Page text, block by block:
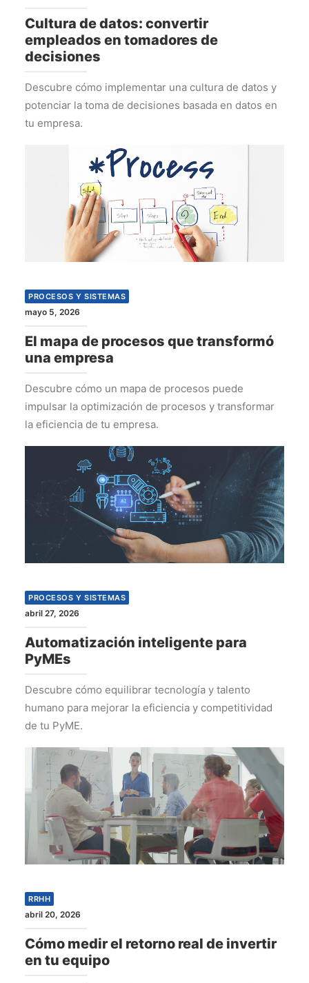
Cultura de datos: convertir
empleados en tomadores de
decisiones
Descubre cómo implementar una cultura de datos y
potenciar la toma de decisiones basada en datos en
tu empresa.
PROCESOS Y SISTEMAS
mayo 5, 2026
El mapa de procesos que transformó
una empresa
Descubre cómo un mapa de procesos puede
impulsar la optimización de procesos y transformar
la eficiencia de tu empresa.
PROCESOS Y SISTEMAS
abril 27, 2026
Automatización inteligente para
PyMEs
Descubre cómo equilibrar tecnología y talento
humano para mejorar la eficiencia y competitividad
de tu PyME.
RRHH
abril 20, 2026
Cómo medir el retorno real de invertir
en tu equipo